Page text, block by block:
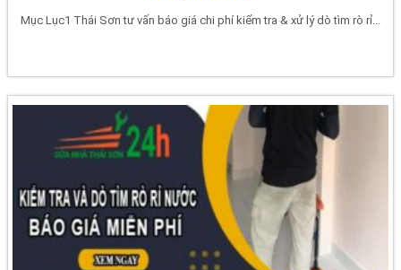
Mục Lục1 Thái Sơn tư vấn báo giá chi phí kiểm tra & xử lý dò tìm rò rỉ...